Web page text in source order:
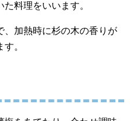
料理をいいます。
、加熱時に杉の木の香りが
。